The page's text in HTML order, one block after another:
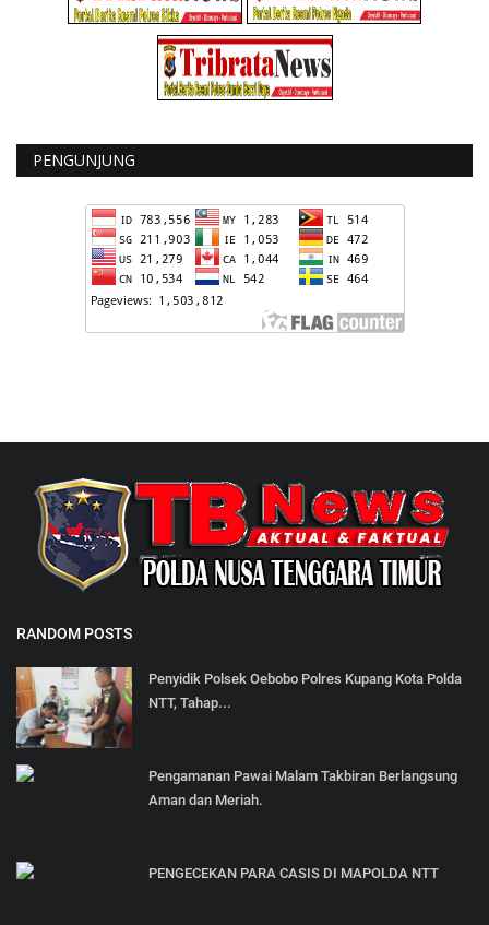
PENGUNJUNG
RANDOM POSTS
Penyidik Polsek Oebobo Polres Kupang Kota Polda
NTT, Tahap...
Pengamanan Pawai Malam Takbiran Berlangsung
Aman dan Meriah.
PENGECEKAN PARA CASIS DI MAPOLDA NTT